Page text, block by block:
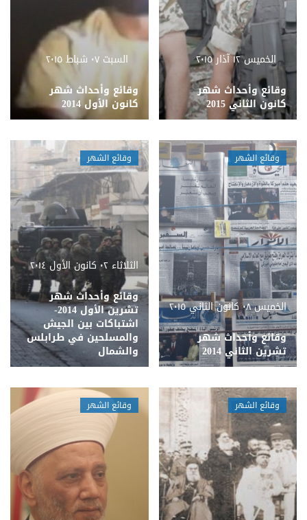
الخميس ١٢ آذار ٢٠١٥
وقائع وأحداث شهر
كانون الثاني 2015
السبت ٠٧ شباط ٢٠١٥
وقائع وأحداث شهر
كانون الأول 2014
وقائع الشهر
الخميس ٠٨ كانون الثاني ٢٠١٥
وقائع وأحداث شهر
تشرين الثاني 2014
وقائع الشهر
الثلاثاء ٠٢ كانون الأول ٢٠١٤
وقائع وأحداث شهر
تشرين الأول 2014-
اشتباكات بين الجيش
والمسلحين في طرابلس
والشمال
وقائع الشهر وقائع الشهر